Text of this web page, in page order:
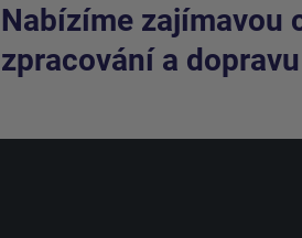
Nabízíme zajímavou
zpracování a